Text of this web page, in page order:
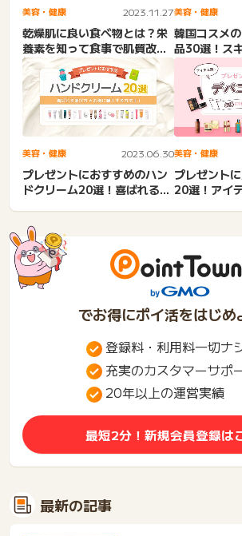
美容・健康 2023.11.27
乾燥肌に良い食べ物とは？栄
養素を知って食事で肌質改
善！
美容・健康
韓国コスメ
品30選！ス
グッズ
美容・健康 2023.06.30
プレゼントにおすすめのハン
ドクリーム20選！喜ばれる選
美容・健康
プレゼント
20選！アイ
でお得にポイ活をはじめ
登録料・利用料一切ナ
充実のカスタマーサポ
20年以上の運営実績
最短2分！新規会員登録は
最新の記事